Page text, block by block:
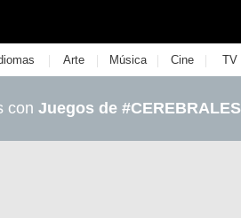
| Arte | Música | Cine | TV
con Juegos de #CEREBRALES